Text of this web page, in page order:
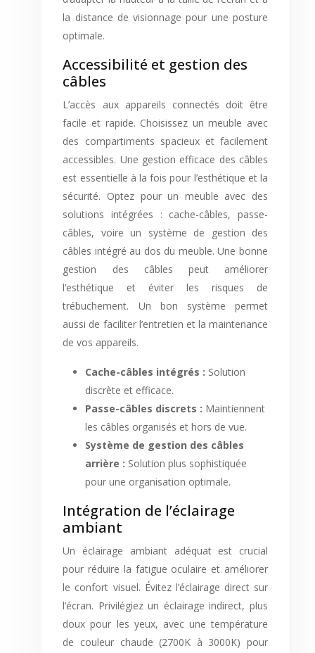
la distance de visionnage pour une posture
optimale.
Accessibilité et gestion des
câbles
L’accès aux appareils connectés doit être
facile et rapide. Choisissez un meuble avec
des compartiments spacieux et facilement
accessibles. Une gestion efficace des câbles
est essentielle à la fois pour l’esthétique et la
sécurité. Optez pour un meuble avec des
solutions intégrées : cache-câbles, passe-
câbles, voire un système de gestion des
câbles intégré au dos du meuble. Une bonne
gestion des câbles peut améliorer
l’esthétique et éviter les risques de
trébuchement. Un bon système permet
aussi de faciliter l’entretien et la maintenance
de vos appareils.
Cache-câbles intégrés : Solution
discrète et efficace.
Passe-câbles discrets : Maintiennent
les câbles organisés et hors de vue.
Système de gestion des câbles
arrière : Solution plus sophistiquée
pour une organisation optimale.
Intégration de l’éclairage
ambiant
Un éclairage ambiant adéquat est crucial
pour réduire la fatigue oculaire et améliorer
le confort visuel. Évitez l’éclairage direct sur
l’écran. Privilégiez un éclairage indirect, plus
doux pour les yeux, avec une température
de couleur chaude (2700K à 3000K) pour